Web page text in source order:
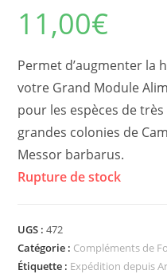
11,00€
Permet d’augmenter la
votre Grand Module
pour les espèces de
grandes colonies de
Messor barbarus.
Rupture de stock
UGS :472
Catégorie : Compléments de
Étiquette : Expédition depuis